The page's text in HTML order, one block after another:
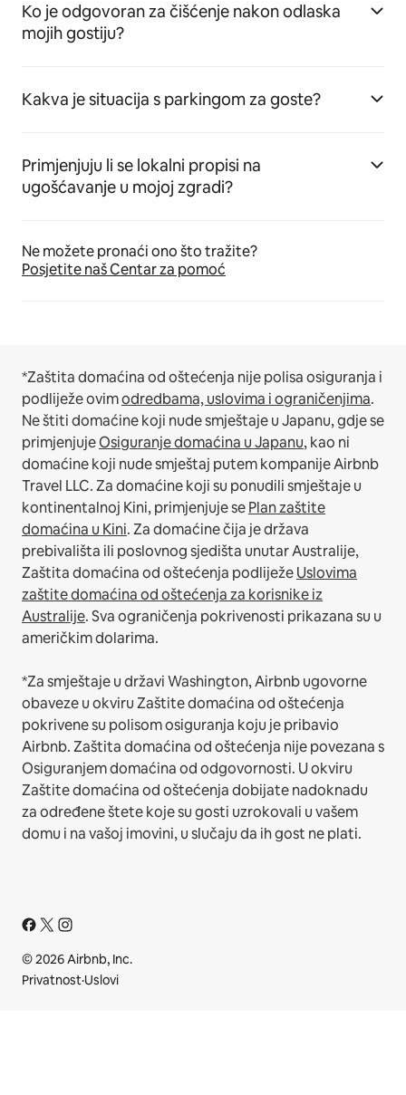
Ko je odgovoran za čišćenje nakon odlaska
mojih gostiju?
Kakva je situacija s parkingom za goste?
Primjenjuju li se lokalni propisi na
ugošćavanje u mojoj zgradi?
Ne možete pronaći ono što tražite?
Posjetite naš Centar za pomoć
*Zaštita domaćina od oštećenja nije polisa osiguranja i
podliježe ovimodredbama, uslovima i ograničenjima.
Ne štiti domaćine koji nude smještaje u Japanu, gdje se
primjenjujeOsiguranje domaćina u Japanu, kao ni
domaćine koji nude smještaj putem kompanije Airbnb
Travel LLC.Za domaćine koji su ponudili smještaje u
kontinentalnoj Kini, primjenjuje sePlan zaštite
domaćina u Kini.Za domaćine čija je država
prebivališta ili poslovnog sjedišta unutar Australije,
Zaštita domaćina od oštećenja podliježeUslovima
zaštite domaćina od oštećenja za korisnike iz
Australije. Sva ograničenja pokrivenosti prikazana su u
američkim dolarima.
*Za smještaje u državi Washington, Airbnb ugovorne
obaveze u okviru Zaštite domaćina od oštećenja
pokrivene su polisom osiguranja koju je pribavio
Airbnb. Zaštita domaćina od oštećenja nije povezana s
Osiguranjem domaćina od odgovornosti. U okviru
Zaštite domaćina od oštećenja dobijate nadoknadu
za određene štete koje su gosti uzrokovali u vašem
domu i na vašoj imovini, u slučaju da ih gost ne plati.
© 2026 Airbnb, Inc.
Privatnost·Uslovi